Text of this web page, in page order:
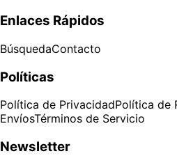
Enlaces Rápidos
BúsquedaContacto
Políticas
Política de PrivacidadPolítica de
EnvíosTérminos de Servicio
Newsletter